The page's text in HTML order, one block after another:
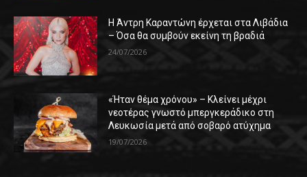
Η Άντρη Καραντώνη έρχεται στα Λιβάδια
– Όσα θα συμβούν εκείνη τη βραδιά
24/07/2026
«Ήταν θέμα χρόνου» – Κλείνει μέχρι
νεοτέρας γνωστό μπεργκεράδικο στη
Λευκωσία μετά από σοβαρό ατύχημα
19/07/2026